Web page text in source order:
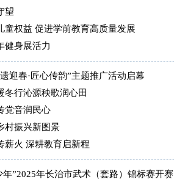
望
童权益 促进学前教育高质量发展
健身展活力
迎春·匠心传韵”主题推广活动启幕
冬行沁源秧歌润心田
党音润民心
村振兴新图景
薪火 深耕教育启新程
年”2025年长治市武术（套路）锦标赛开赛